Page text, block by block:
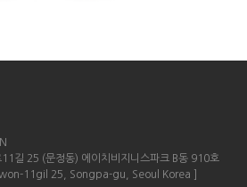
길 25 (문정동) 에이치비지니스파크 B동 910호
11gil 25, Songpa-gu, Seoul Korea ]